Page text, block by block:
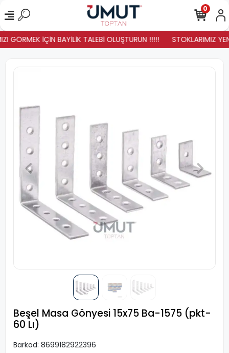
GÖRMEK İÇİN BAYİLİK TALEBİ OLUŞTURUN !!!!! STOKLARIMIZ
0
Beşel Masa Gönyesi 15x75 Ba-1575 (pkt-
60 Lı)
Barkod: 8699182922396